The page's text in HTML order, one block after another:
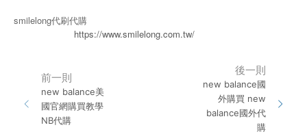
smilelong代刷代購
https://www.smilelong.com.tw/
前一則
new balance美
國官網購買教學
NB代購
後一則
new balance國
外購買 new
balance國外代
購